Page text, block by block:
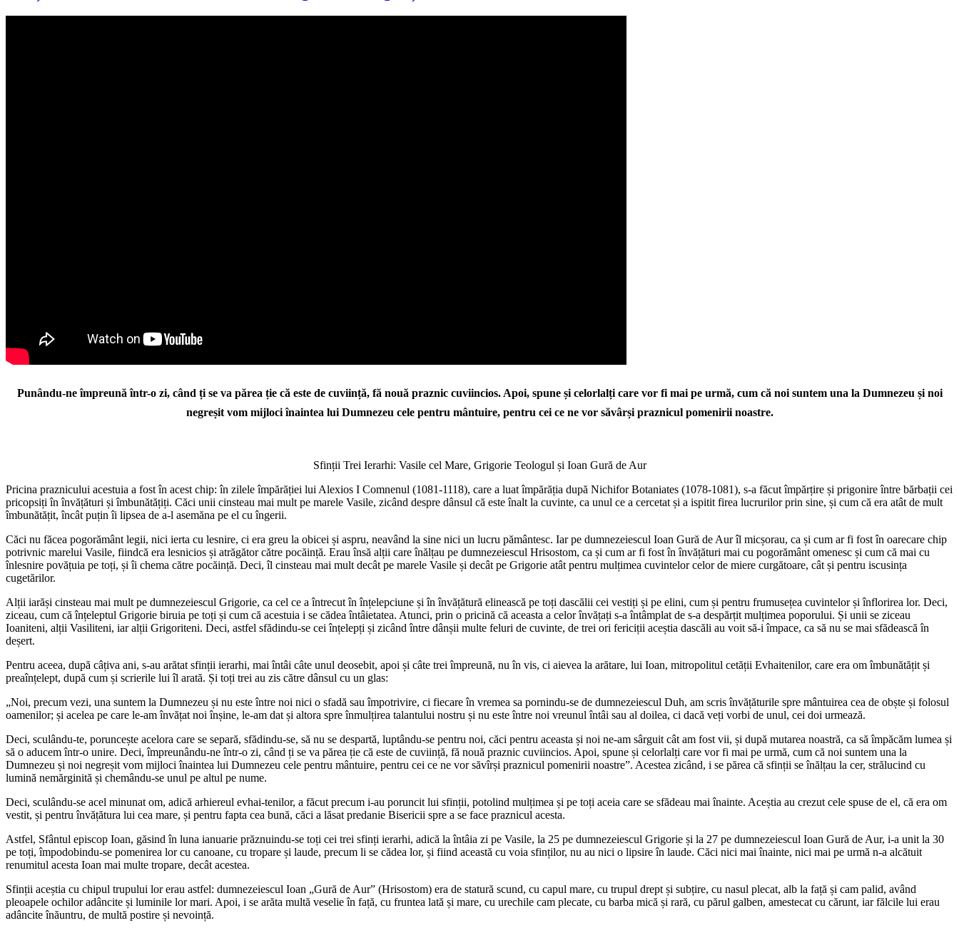
Punându-ne împreună într-o zi, când ți se va părea ție că este de cuviință, fă nouă praznic cuviincios. Apoi, spune și celorlalți care vor fi mai pe urmă, cum că noi suntem una la Dumnezeu și noi
negreșit vom mijloci înaintea lui Dumnezeu cele pentru mântuire, pentru cei ce ne vor săvârși praznicul pomenirii noastre.
Sfinții Trei Ierarhi: Vasile cel Mare, Grigorie Teologul și Ioan Gură de Aur
Pricina praznicului acestuia a fost în acest chip: în zilele împărăției lui Alexios I Comnenul (1081-1118), care a luat împărăția după Nichifor Botaniates (1078-1081), s-a făcut împărțire și prigonire între bărbații cei
pricopsiți în învățături și îmbunătățiți. Căci unii cinsteau mai mult pe marele Vasile, zicând despre dânsul că este înalt la cuvinte, ca unul ce a cercetat și a ispitit firea lucrurilor prin sine, și cum că era atât de mult
îmbunătățit, încât puțin îi lipsea de a-l asemăna pe el cu îngerii.
Căci nu făcea pogorământ legii, nici ierta cu lesnire, ci era greu la obicei și aspru, neavând la sine nici un lucru pământesc. Iar pe dumnezeiescul Ioan Gură de Aur îl micșorau, ca și cum ar fi fost în oarecare chip
potrivnic marelui Vasile, fiindcă era lesnicios și atrăgător către pocăință. Erau însă alții care înălțau pe dumnezeiescul Hrisostom, ca și cum ar fi fost în învățături mai cu pogorământ omenesc și cum că mai cu
înlesnire povățuia pe toți, și îi chema către pocăință. Deci, îl cinsteau mai mult decât pe marele Vasile și decât pe Grigorie atât pentru mulțimea cuvintelor celor de miere curgătoare, cât și pentru iscusința
cugetărilor.
Alții iarăși cinsteau mai mult pe dumnezeiescul Grigorie, ca cel ce a întrecut în înțelepciune și în învățătură elinească pe toți dascălii cei vestiți și pe elini, cum și pentru frumusețea cuvintelor și înflorirea lor. Deci,
ziceau, cum că înțeleptul Grigorie biruia pe toți și cum că acestuia i se cădea întâietatea. Atunci, prin o pricină că aceasta a celor învățați s-a întâmplat de s-a despărțit mulțimea poporului. Și unii se ziceau
Ioaniteni, alții Vasiliteni, iar alții Grigoriteni. Deci, astfel sfădindu-se cei înțelepți și zicând între dânșii multe feluri de cuvinte, de trei ori fericiții aceștia dascăli au voit să-i împace, ca să nu se mai sfădească în
deșert.
Pentru aceea, după câțiva ani, s-au arătat sfinții ierarhi, mai întâi câte unul deosebit, apoi și câte trei împreună, nu în vis, ci aievea la arătare, lui Ioan, mitropolitul cetății Evhaitenilor, care era om îmbunătățit și
preaînțelept, după cum și scrierile lui îl arată. Și toți trei au zis către dânsul cu un glas:
„Noi, precum vezi, una suntem la Dumnezeu și nu este între noi nici o sfadă sau împotrivire, ci fiecare în vremea sa pornindu-se de dumnezeiescul Duh, am scris învățăturile spre mântuirea cea de obște și folosul
oamenilor; și acelea pe care le-am învățat noi înșine, le-am dat și altora spre înmulțirea talantului nostru și nu este între noi vreunul întâi sau al doilea, ci dacă veți vorbi de unul, cei doi urmează.
Deci, sculându-te, poruncește acelora care se separă, sfădindu-se, să nu se despartă, luptându-se pentru noi, căci pentru aceasta și noi ne-am sârguit cât am fost vii, și după mutarea noastră, ca să împăcăm lumea și
să o aducem într-o unire. Deci, împreunându-ne într-o zi, când ți se va părea ție că este de cuviință, fă nouă praznic cuviincios. Apoi, spune și celorlalți care vor fi mai pe urmă, cum că noi suntem una la
Dumnezeu și noi negreșit vom mijloci înaintea lui Dumnezeu cele pentru mântuire, pentru cei ce ne vor săvîrși praznicul pomenirii noastre”. Acestea zicând, i se părea că sfinții se înălțau la cer, strălucind cu
lumină nemărginită și chemându-se unul pe altul pe nume.
Deci, sculându-se acel minunat om, adică arhiereul evhai-tenilor, a făcut precum i-au poruncit lui sfinții, potolind mulțimea și pe toți aceia care se sfădeau mai înainte. Aceștia au crezut cele spuse de el, că era om
vestit, și pentru învățătura lui cea mare, și pentru fapta cea bună, căci a lăsat predanie Bisericii spre a se face praznicul acesta.
Astfel, Sfântul episcop Ioan, găsind în luna ianuarie prăznuindu-se toți cei trei sfinți ierarhi, adică la întâia zi pe Vasile, la 25 pe dumnezeiescul Grigorie și la 27 pe dumnezeiescul Ioan Gură de Aur, i-a unit la 30
pe toți, împodobindu-se pomenirea lor cu canoane, cu tropare și laude, precum li se cădea lor, și fiind această cu voia sfinților, nu au nici o lipsire în laude. Căci nici mai înainte, nici mai pe urmă n-a alcătuit
renumitul acesta Ioan mai multe tropare, decât acestea.
Sfinții aceștia cu chipul trupului lor erau astfel: dumnezeiescul Ioan „Gură de Aur” (Hrisostom) era de statură scund, cu capul mare, cu trupul drept și subțire, cu nasul plecat, alb la față și cam palid, având
pleoapele ochilor adâncite și luminile lor mari. Apoi, i se arăta multă veselie în față, cu fruntea lată și mare, cu urechile cam plecate, cu barba mică și rară, cu părul galben, amestecat cu cărunt, iar fălcile lui erau
adâncite înăuntru, de multă postire și nevoință.